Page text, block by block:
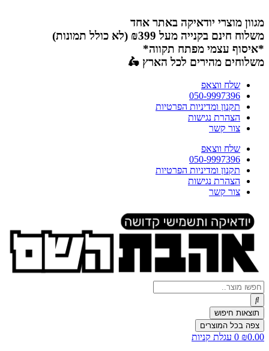
לתוכן
מגוון מוצרי יודאיקה באתר אחד
משלוח חינם בקנייה מעל ₪399 (לא כולל תמונות)
*איסוף עצמי מפתח תקווה*
משלוחים מהירים לכל הארץ 🛵
שלח ווצאפ
050-9997396
תקנון ומדיניות הפרטיות
הצהרת נגישות
צור קשר
שלח ווצאפ
050-9997396
תקנון ומדיניות הפרטיות
הצהרת נגישות
צור קשר
Search
...
תוצאות חיפוש
צפה בכל המוצרים
₪0.00
0 עגלת קניות